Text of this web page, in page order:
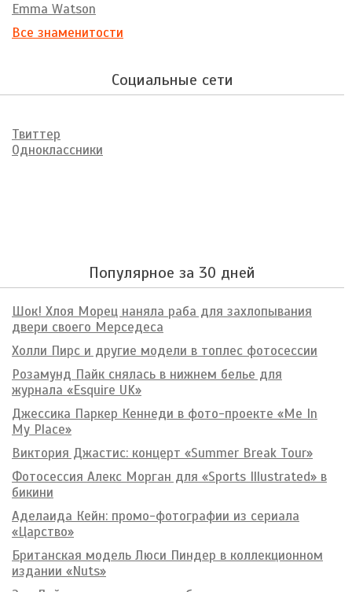
Emma Watson
Все знаменитости
Социальные сети
Твиттер
Одноклассники
Популярное за 30 дней
Шок! Хлоя Морец наняла раба для захлопывания
двери своего Мерседеса
Холли Пирс и другие модели в топлес фотосессии
Розамунд Пайк снялась в нижнем белье для
журнала «Esquire UK»
Джессика Паркер Кеннеди в фото-проекте «Me In
My Place»
Виктория Джастис: концерт «Summer Break Tour»
Фотосессия Алекс Морган для «Sports Illustrated» в
бикини
Аделаида Кейн: промо-фотографии из сериала
«Царство»
Британская модель Люси Пиндер в коллекционном
издании «Nuts»